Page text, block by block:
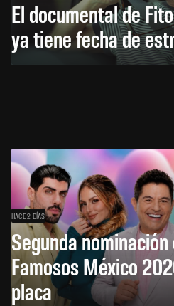
El documental de
ya tiene fecha de
HACE 2 DÍAS
Segunda
Famosos México
placa